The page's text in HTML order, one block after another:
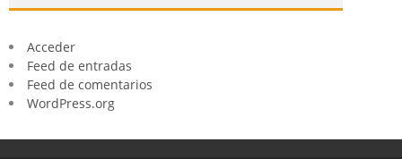
Acceder
Feed de entradas
Feed de comentarios
WordPress.org